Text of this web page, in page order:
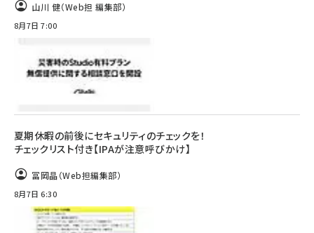
山川 健（Web担 編集部）
8月7日 7:00
夏期休暇の前後にセキュリティのチェックを！
チェックリスト付き【IPAが注意呼びかけ】
冨岡晶（Web担編集部）
8月7日 6:30